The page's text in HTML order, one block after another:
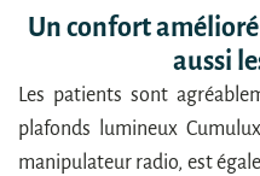
Un confort
aussi
Les patients sont
plafonds lumineux
manipulateur radio, est